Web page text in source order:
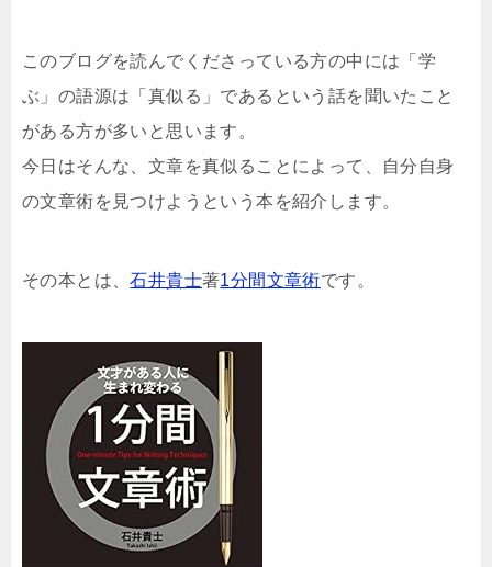
このブログを読んでくださっている方の中には「学
ぶ」の語源は「真似る」であるという話を聞いたこと
がある方が多いと思います。
今日はそんな、文章を真似ることによって、自分自身
の文章術を見つけようという本を紹介します。
その本とは、石井貴士著1分間文章術です。